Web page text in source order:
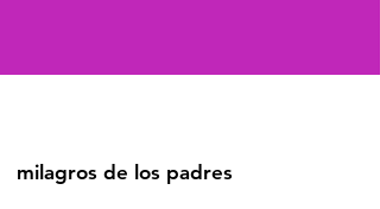
milagros de los padres